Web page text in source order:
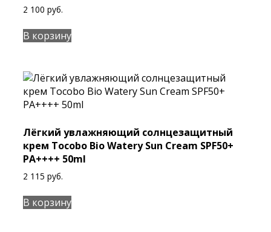
2 100 руб.
В корзину
Лёгкий увлажняющий солнцезащитный
крем Tocobo Bio Watery Sun Cream SPF50+
PA++++ 50ml
2 115 руб.
В корзину